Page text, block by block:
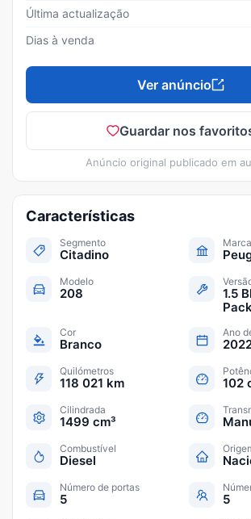
Última actualização
Dias à venda
Ver anúncio
Guardar nos
Anúncio original publicado em
Características
Segmento
Citadino
Marca
Modelo
208
1.5
Cor
Branco
Ano
Quilómetros
118 021 km 102
Cilindrada
1499 cm³
Combustível
Diesel
Número de portas
5 5